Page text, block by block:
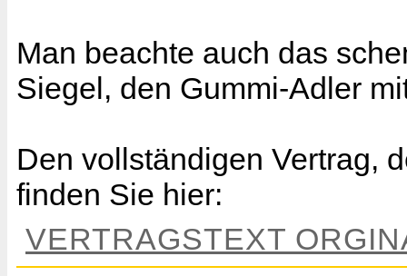
Man beachte auch das
Siegel, den Gummi-Adler
Den vollständigen Vertrag,
finden Sie hier:
VERTRAGSTEXT